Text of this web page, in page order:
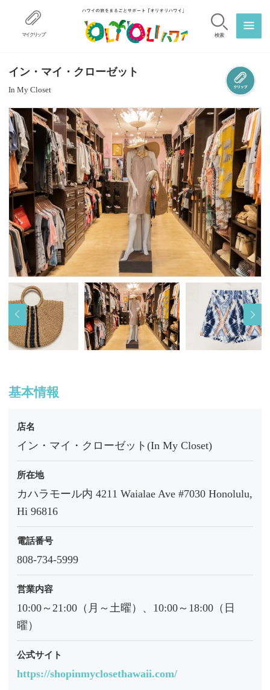
マイクリップ 検索
イン・マイ・クローゼット
In My Closet
基本情報
店名
イン・マイ・クローゼット(In My Closet)
所在地
カハラモール内 4211 Waialae Ave #7030 Honolulu,
Hi 96816
電話番号
808-734-5999
営業内容
10:00～21:00（月～土曜）、10:00～18:00（日
曜）
公式サイト
https://shopinmyclosethawaii.com/